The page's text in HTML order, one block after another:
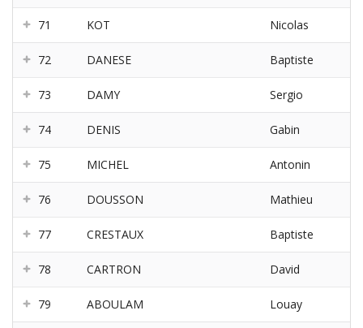
71 KOT Nicolas
72 DANESE Baptiste
73 DAMY Sergio
74 DENIS Gabin
75 MICHEL Antonin
76 DOUSSON Mathieu
77 CRESTAUX Baptiste
78 CARTRON David
79 ABOULAM Louay